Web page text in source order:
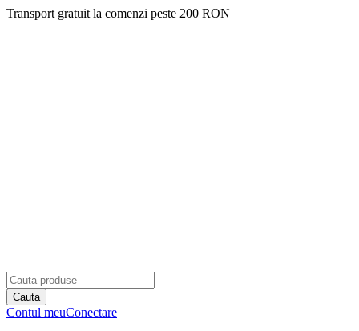
Transport gratuit la comenzi peste 200 RON
Contul meuConectare